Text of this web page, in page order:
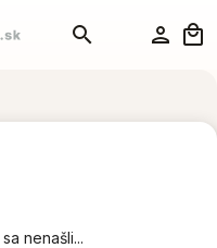
sa nenašli...